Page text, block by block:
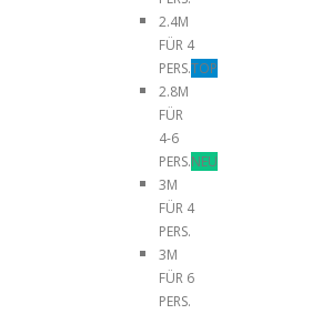
2.4M
FÜR 4
PERS.TOP
2.8M
FÜR
4-6
PERS.NEU
3M
FÜR 4
PERS.
3M
FÜR 6
PERS.